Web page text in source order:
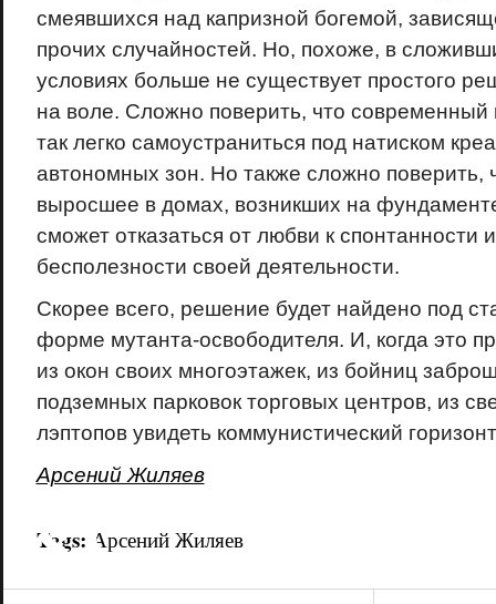
смеявшихся над капризной богемой,
прочих случайностей. Но, похоже, в
условиях больше не существует простого
на воле. Сложно поверить, что современный
так легко самоустраниться под натиском
автономных зон. Но также сложно поверить,
выросшее в домах, возникших на
сможет отказаться от любви к спонтанности
бесполезности своей деятельности.
Скорее всего, решение будет найдено под
форме мутанта-освободителя. И, когда это
из окон своих многоэтажек, из бойниц
подземных парковок торговых центров, из
лэптопов увидеть коммунистический
Арсений Жиляев
Tags: Арсений Жиляев
18+